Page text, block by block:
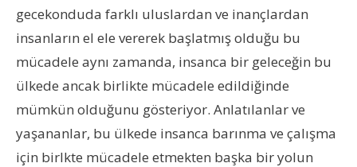
gecekonduda farklı uluslardan ve inançlardan
insanların el ele vererek başlatmış olduğu bu
mücadele aynı zamanda, insanca bir geleceğin bu
ülkede ancak birlikte mücadele edildiğinde
mümkün olduğunu gösteriyor. Anlatılanlar ve
yaşananlar, bu ülkede insanca barınma ve çalışma
için birlkte mücadele etmekten başka bir yolun